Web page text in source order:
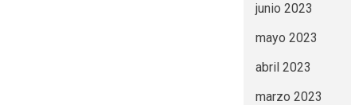
junio 2023
mayo 2023
abril 2023
marzo 2023